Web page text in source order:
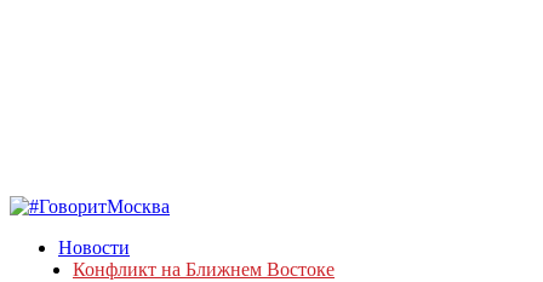
Новости
Конфликт на Ближнем Востоке